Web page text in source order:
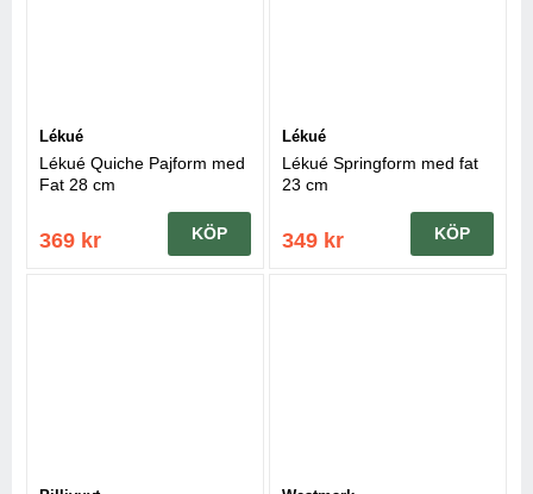
Lékué
Lékué Quiche Pajform med
Fat 28 cm
369 kr KÖP
Lékué
Lékué Springform med fat
23 cm
349 kr KÖP